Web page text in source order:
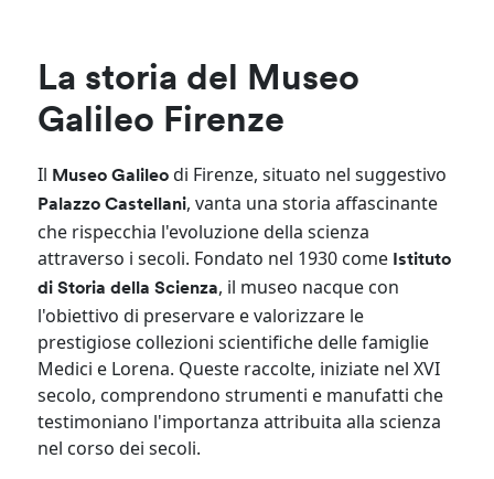
La storia del Museo
Galileo Firenze
Il Museo Galileo di Firenze, situato nel suggestivo
Palazzo Castellani, vanta una storia affascinante
che rispecchia l'evoluzione della scienza
attraverso i secoli. Fondato nel 1930 come Istituto
di Storia della Scienza, il museo nacque con
l'obiettivo di preservare e valorizzare le
prestigiose collezioni scientifiche delle famiglie
Medici e Lorena. Queste raccolte, iniziate nel XVI
secolo, comprendono strumenti e manufatti che
testimoniano l'importanza attribuita alla scienza
nel corso dei secoli. ​